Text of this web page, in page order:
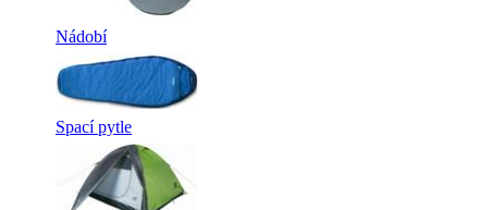
Nádobí
Spací pytle